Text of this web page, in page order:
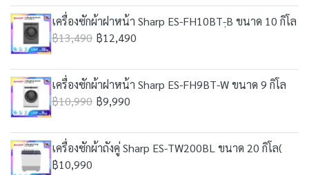
เครื่องซักผ้าฝาหน้า Sharp ES-FH10BT-ฺB ขนาด 10 กิโล
฿13,490 ฿12,490
เครื่องซักผ้าฝาหน้า Sharp ES-FH9BT-W ขนาด 9 กิโล
฿10,990 ฿9,990
เครื่องซักผ้าถังคู่ Sharp ES-TW200BL ขนาด 20 กิโล(
฿10,990